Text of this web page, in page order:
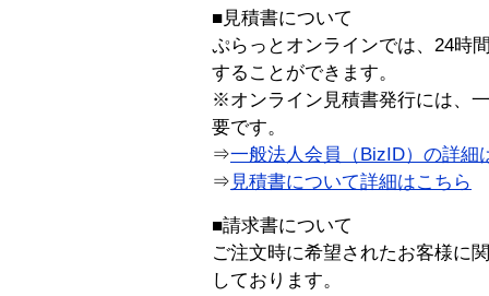
■見積書について
ぷらっとオンラインでは、24時
することができます。
※オンライン見積書発行には、
要です。
⇒一般法人会員（BizID）の詳細
⇒ 見積書について詳細はこちら
■請求書について
ご注文時に希望されたお客様に
しております。